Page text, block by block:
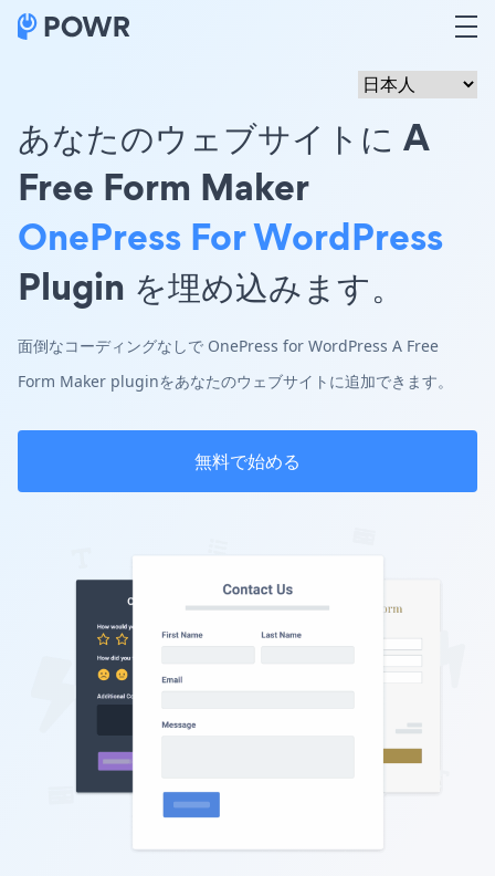
あなたのウェブサイトに A
Free Form Maker
OnePress For WordPress
Plugin を埋め込みます。
面倒なコーディングなしで OnePress for WordPress A Free
Form Maker pluginをあなたのウェブサイトに追加できます。
無料で始める